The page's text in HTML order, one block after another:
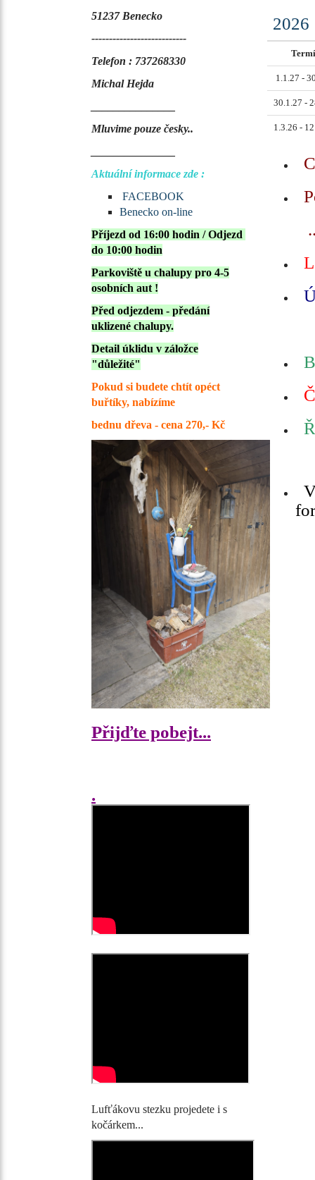
51237 Benecko
---------------------------
Telefon : 737268330
Michal Hejda
Mluvime pouze česky..
Aktuální informace zde :
FACEBOOK
Benecko on-line
Příjezd od 16:00 hodin /Odjezd
do 10:00 hodin
Parkoviště u chalupy pro 4-5
osobních aut !
Před odjezdem - předání
uklizené chalupy.
Detail úklidu v záložce
"důležité"
Pokud si budete chtít opéct
buřtíky, nabízíme
bednu dřeva - cena 270,- Kč
Přijďte pobejt...
.
Lufťákovu stezku projedete i s
kočárkem...
1.1.27 -
30.1.27 -
2026
1.3.26 -